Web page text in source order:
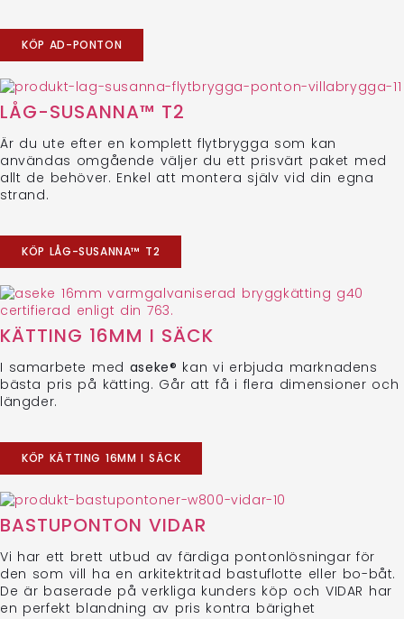
KÖP AD-PONTON
LÅG-SUSANNA™ T2
Är du ute efter en komplett flytbrygga som kan
användas omgående väljer du ett prisvärt paket med
allt de behöver. Enkel att montera själv vid din egna
strand.
KÖP LÅG-SUSANNA™ T2
KÄTTING 16MM I SÄCK
I samarbete med aseke® kan vi erbjuda marknadens
bästa pris på kätting. Går att få i flera dimensioner och
längder.
KÖP KÄTTING 16MM I SÄCK
BASTUPONTON VIDAR
Vi har ett brett utbud av färdiga pontonlösningar för
den som vill ha en arkitektritad bastuflotte eller bo-båt.
De är baserade på verkliga kunders köp och VIDAR har
en perfekt blandning av pris kontra bärighet